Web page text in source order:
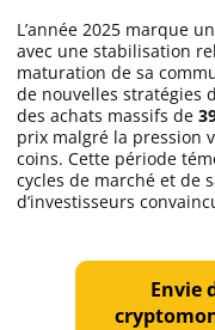
L’année 2025 marque
avec une stabilisation
maturation de sa
de nouvelles stratégies
des achats massifs de
prix malgré la pression
coins. Cette période
cycles de marché et de
d’investisseurs
Envie